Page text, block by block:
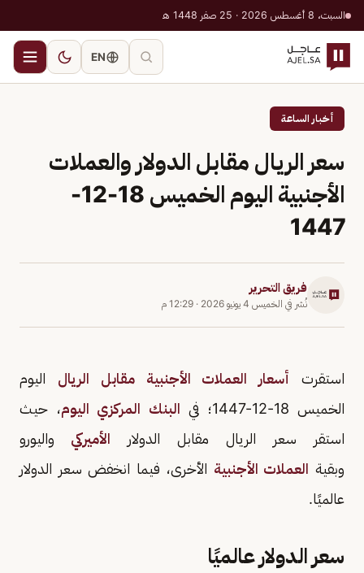
السبت، 8 أغسطس 2026 · 25 صفر 1448 هـ
EN
أخبار الساعة
سعر الريال مقابل الدولار والعملات
الأجنبية اليوم الخميس 18-12-
1447
فريق التحرير
نُشر في الخميس 4 يونيو 2026 · 12:29 م
استقرت أسعار العملات الأجنبية مقابل الريال اليوم
الخميس 18-12-1447؛ في
البنك المركزي اليوم، حيث
استقر سعر الريال مقابل الدولار الأميركي واليورو
وبقية العملات الأجنبية الأخرى، فيما انخفض سعر الدولار
عالميًا.
سعر الدولار عالميًا